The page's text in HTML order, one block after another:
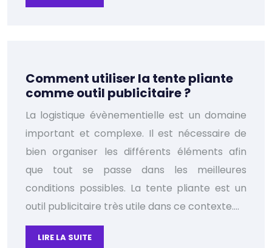
Comment utiliser la tente pliante
comme outil publicitaire ?
La logistique évènementielle est un domaine
important et complexe. Il est nécessaire de
bien organiser les différents éléments afin
que tout se passe dans les meilleures
conditions possibles. La tente pliante est un
outil publicitaire très utile dans ce contexte….
LIRE LA SUITE